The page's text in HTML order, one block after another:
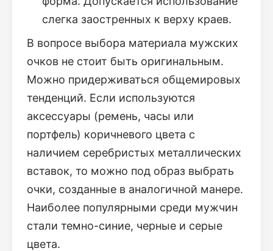
слегка заостренных к верху краев.
В вопросе выбора материала мужских
очков не стоит быть оригинальным.
Можно придерживаться общемировых
тенденций. Если используются
аксессуары (ремень, часы или
портфель) коричневого цвета с
наличием серебристых металлических
вставок, то можно под образ выбрать
очки, созданные в аналогичной манере.
Наиболее популярными среди мужчин
стали темно-синие, черные и серые
цвета.